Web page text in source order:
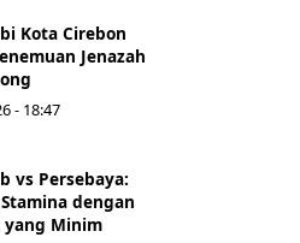
Kota Cirebon
Jenazah
- 18:47
vs Persebaya:
dengan
yang Minim